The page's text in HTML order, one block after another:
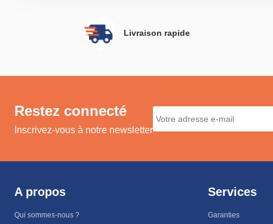
Livraison rapide
Restez connecté
Inscrivez-vous à notre newsletter
A propos
Qui sommes-nous ?
Services
Garanties